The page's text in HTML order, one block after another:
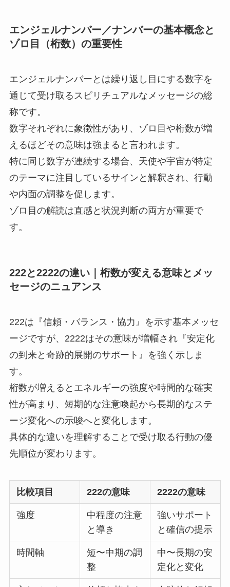
エンジェルナンバー／ナンバーの基本概念と
ゾロ目（桁数）の重要性
エンジェルナンバーとは繰り返し目にする数字を
通じて受け取るスピリチュアルなメッセージの総
称です。
数字それぞれに象徴性があり、ゾロ目や桁数が増
えるほどその意味は強まると言われます。
特に同じ数字が連続する場合、天使や宇宙が特定
のテーマに注目しているサインと解釈され、行動
や内面の調整を促します。
ゾロ目の解読は直感と状況判断の両方が重要で
す。
222と2222の違い｜桁数が変える意味とメッ
セージのニュアンス
222は『信頼・バランス・協力』を示す基本メッセ
ージですが、2222はその意味が増幅され『安定化
の到来と奇跡的展開のサポート』を強く示しま
す。
桁数が増えるとエネルギーの強度や時間的な確実
性が高まり、短期的な注意喚起から長期的なステ
ージ変化への示唆へと変化します。
具体的な違いを理解することで受け取る行動の優
先順位が変わります。
比較項目 222の意味 2222の意味
強度
中程度の注意
と導き
強いサポート
と確信の提示
時間軸
短〜中期の調
整
中〜長期の安
定化と変化